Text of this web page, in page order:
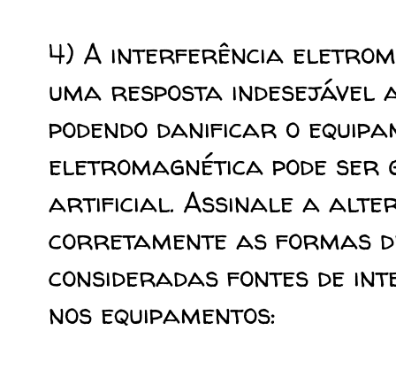
4) A interferência
uma resposta indesejável
podendo danificar o
eletromagnética pode
artificial. Assinale a
corretamente as formas
consideradas fontes de
nos equipamentos: